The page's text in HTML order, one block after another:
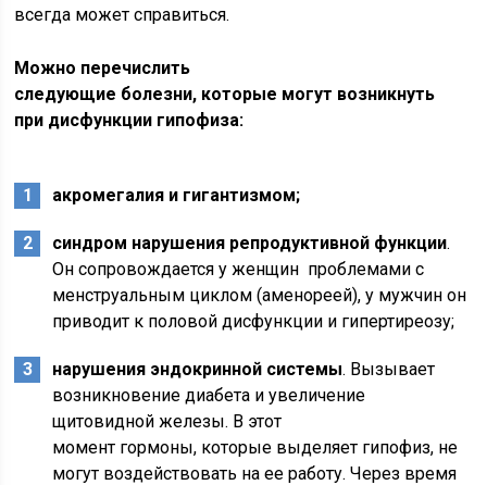
всегда может справиться.
Можно перечислить
следующие болезни, которые могут возникнуть
при дисфункции гипофиза:
акромегалия и гигантизмом;
синдром нарушения репродуктивной функции.
Он сопровождается у женщин проблемами с
менструальным циклом (аменореей), у мужчин он
приводит к половой дисфункции и гипертиреозу;
нарушения эндокринной системы. Вызывает
возникновение диабета и увеличение
щитовидной железы. В этот
момент гормоны, которые выделяет гипофиз, не
могут воздействовать на ее работу. Через время